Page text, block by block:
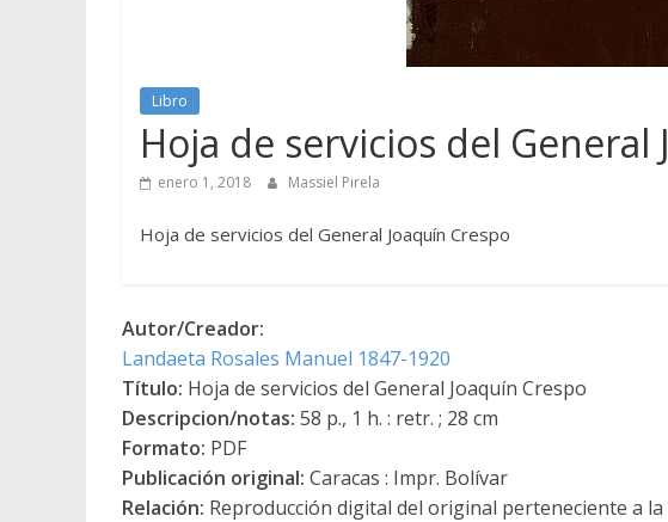
Libro
Hoja de servicios del General
enero 1, 2018 Massiel Pirela
Hoja de servicios del General Joaquín Crespo
Autor/Creador:
Landaeta Rosales Manuel 1847-1920
Título: Hoja de servicios del General Joaquín Crespo
Descripcion/notas: 58 p., 1 h. : retr. ; 28 cm
Formato: PDF
Publicación original: Caracas : Impr. Bolívar
Relación: Reproducción digital del original perteneciente a